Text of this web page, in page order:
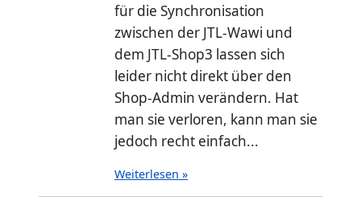
für die Synchronisation
zwischen der JTL-Wawi und
dem JTL-Shop3 lassen sich
leider nicht direkt über den
Shop-Admin verändern. Hat
man sie verloren, kann man sie
jedoch recht einfach...
Weiterlesen »